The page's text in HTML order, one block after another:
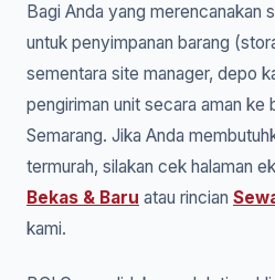
Bagi Anda yang merencanakan
untuk penyimpanan barang
sementara site manager, depo
pengiriman unit secara aman ke
Semarang. Jika Anda
termurah, silakan cek halaman
Bekas & Baru atau rincian
kami.